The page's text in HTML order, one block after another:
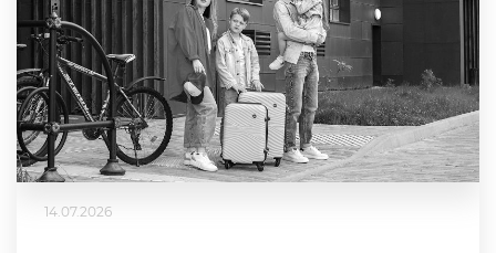
14.07.2026